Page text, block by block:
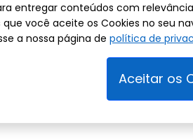
© 2023
entregar conteúdos com
que você aceite os Cookies no seu
a nossa página de política de
Aceitar os